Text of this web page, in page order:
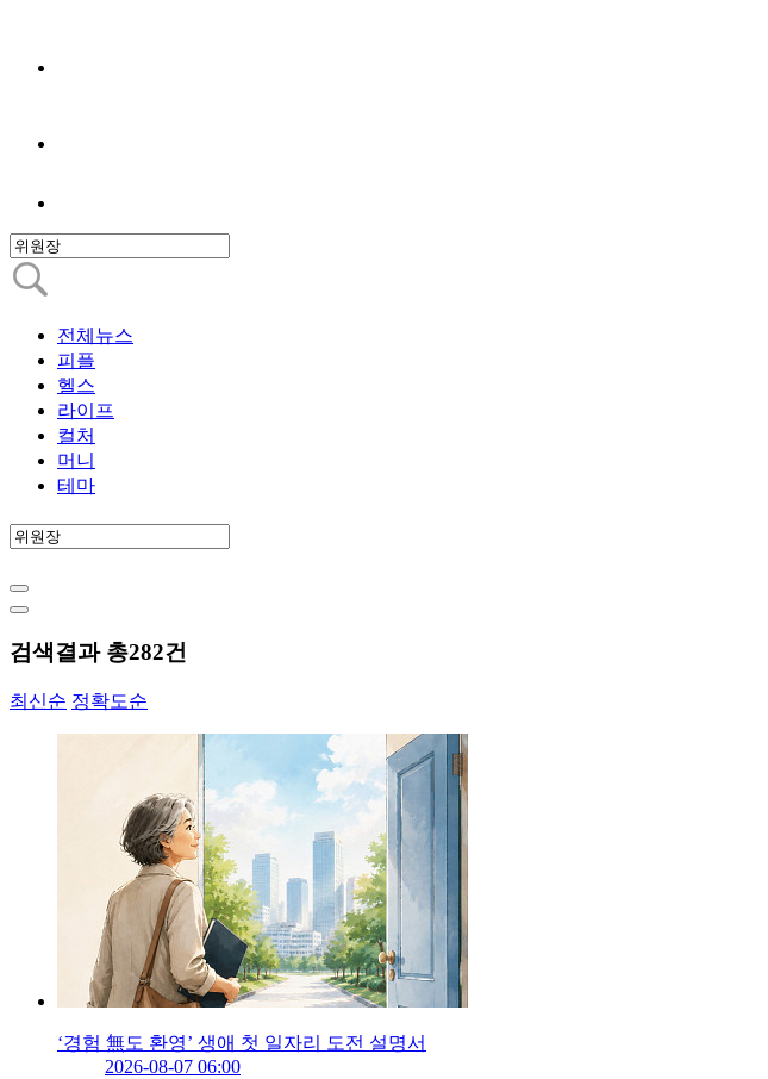
전체뉴스
피플
헬스
라이프
컬처
머니
테마
검색결과 총282건
최신순 정확도순
‘경험 無도 환영’ 생애 첫 일자리 도전 설명서
2026-08-07 06:00